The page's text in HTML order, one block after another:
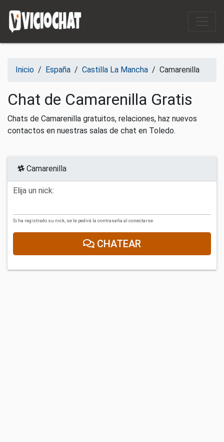
Inicio / España / Castilla La Mancha / Camarenilla
Chat de Camarenilla Gratis
Chats de Camarenilla gratuitos, relaciones, haz nuevos
contactos en nuestras salas de chat en Toledo.
Camarenilla
Elija un nick:
Si ha registrado su nick, se le pedirá la contraseña al conectarse.
CHATEAR